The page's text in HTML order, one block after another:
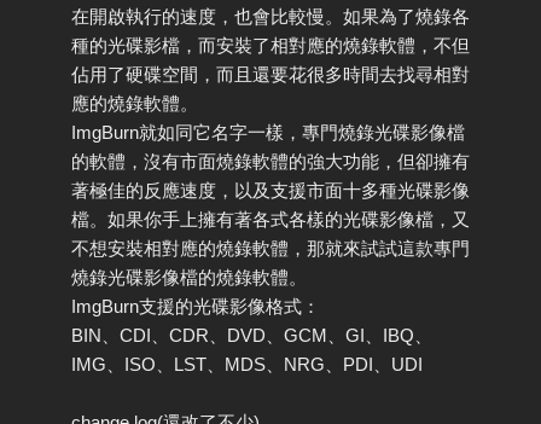
在開啟執行的速度，也會比較慢。如果為了燒錄各
種的光碟影檔，而安裝了相對應的燒錄軟體，不但
佔用了硬碟空間，而且還要花很多時間去找尋相對
應的燒錄軟體。
ImgBurn就如同它名字一樣，專門燒錄光碟影像檔
的軟體，沒有市面燒錄軟體的強大功能，但卻擁有
著極佳的反應速度，以及支援市面十多種光碟影像
檔。如果你手上擁有著各式各樣的光碟影像檔，又
不想安裝相對應的燒錄軟體，那就來試試這款專門
燒錄光碟影像檔的燒錄軟體。
ImgBurn支援的光碟影像格式：
BIN、CDI、CDR、DVD、GCM、GI、IBQ、
IMG、ISO、LST、MDS、NRG、PDI、UDI